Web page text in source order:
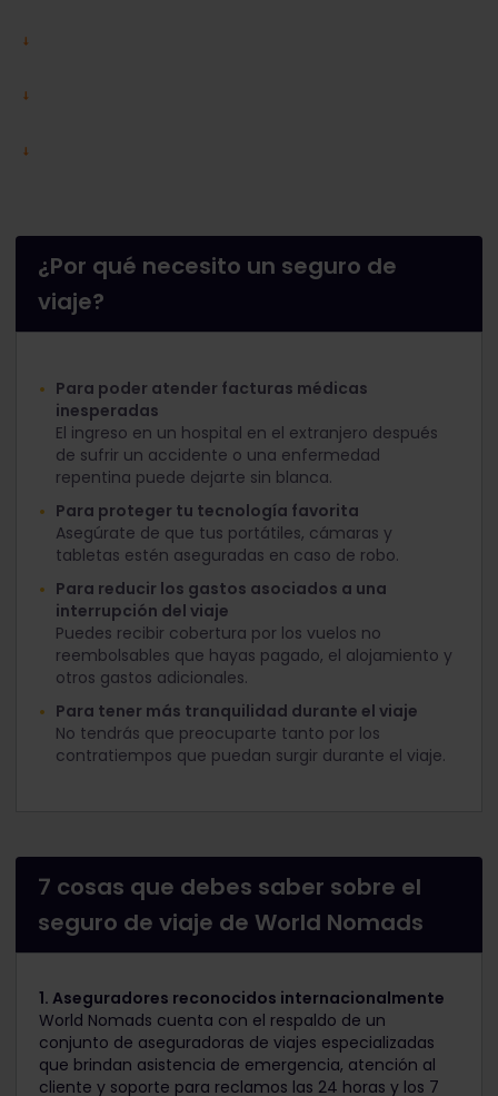
¿Por qué necesito un seguro de
viaje?
Para poder atender facturas médicas
inesperadas
El ingreso en un hospital en el extranjero después
de sufrir un accidente o una enfermedad
repentina puede dejarte sin blanca.
Para proteger tu tecnología favorita
Asegúrate de que tus portátiles, cámaras y
tabletas estén aseguradas en caso de robo.
Para reducir los gastos asociados a una
interrupción del viaje
Puedes recibir cobertura por los vuelos no
reembolsables que hayas pagado, el alojamiento y
otros gastos adicionales.
Para tener más tranquilidad durante el viaje
No tendrás que preocuparte tanto por los
contratiempos que puedan surgir durante el viaje.
7 cosas que debes saber sobre el
seguro de viaje de World Nomads
1. Aseguradores reconocidos internacionalmente
World Nomads cuenta con el respaldo de un
conjunto de aseguradoras de viajes especializadas
que brindan asistencia de emergencia, atención al
cliente y soporte para reclamos las 24 horas y los 7